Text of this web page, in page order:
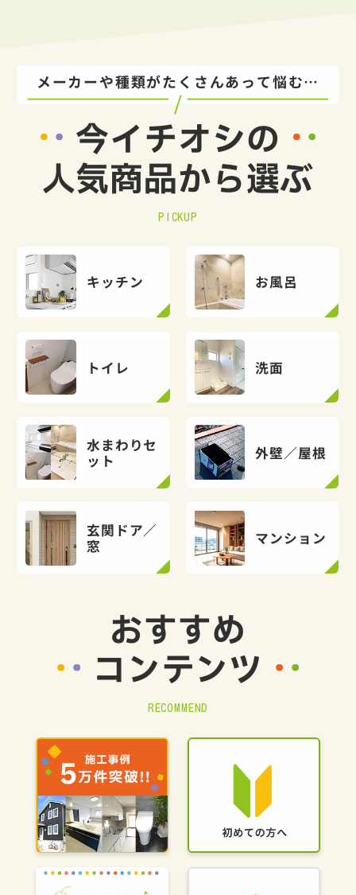
メーカーや種類がたくさんあって悩む…
今イチオシの
人気商品から選ぶ
PICKUP
キッチン お風呂
トイレ 洗面
水まわりセ
ット
外壁／屋根
玄関ドア／
窓
マンション
おすすめ
コンテンツ
RECOMMEND